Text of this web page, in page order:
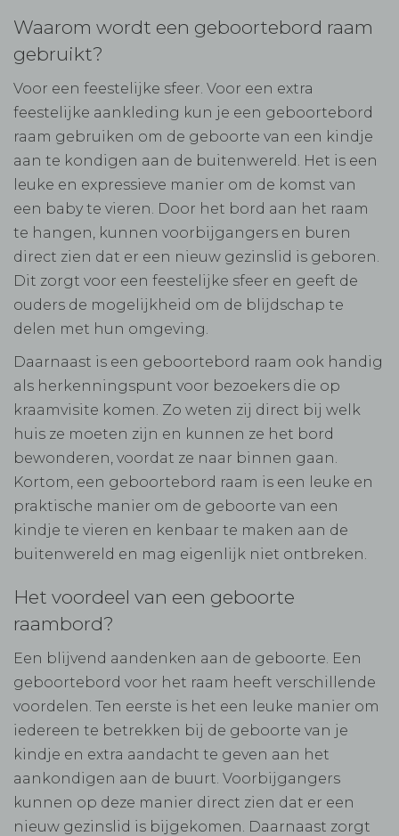
Waarom wordt een geboortebord raam
gebruikt?
Voor een feestelijke sfeer. Voor een extra
feestelijke aankleding kun je een geboortebord
raam gebruiken om de geboorte van een kindje
aan te kondigen aan de buitenwereld. Het is een
leuke en expressieve manier om de komst van
een baby te vieren. Door het bord aan het raam
te hangen, kunnen voorbijgangers en buren
direct zien dat er een nieuw gezinslid is geboren.
Dit zorgt voor een feestelijke sfeer en geeft de
ouders de mogelijkheid om de blijdschap te
delen met hun omgeving.
Daarnaast is een geboortebord raam ook handig
als herkenningspunt voor bezoekers die op
kraamvisite komen. Zo weten zij direct bij welk
huis ze moeten zijn en kunnen ze het bord
bewonderen, voordat ze naar binnen gaan.
Kortom, een geboortebord raam is een leuke en
praktische manier om de geboorte van een
kindje te vieren en kenbaar te maken aan de
buitenwereld en mag eigenlijk niet ontbreken.
Het voordeel van een geboorte
raambord?
Een blijvend aandenken aan de geboorte. Een
geboortebord voor het raam heeft verschillende
voordelen. Ten eerste is het een leuke manier om
iedereen te betrekken bij de geboorte van je
kindje en extra aandacht te geven aan het
aankondigen aan de buurt. Voorbijgangers
kunnen op deze manier direct zien dat er een
nieuw gezinslid is bijgekomen. Daarnaast zorgt